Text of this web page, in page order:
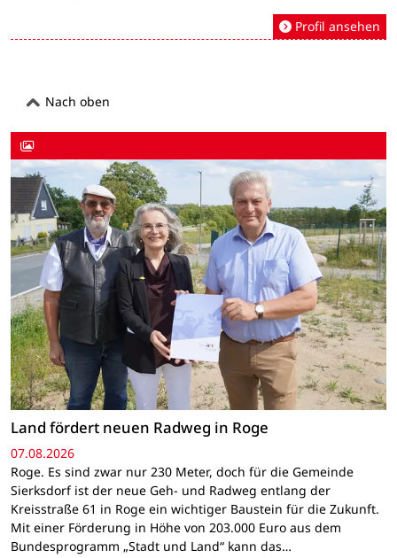
Profil ansehen
Nach oben
Land fördert neuen Radweg in Roge
07.08.2026
Roge. Es sind zwar nur 230 Meter, doch für die Gemeinde
Sierksdorf ist der neue Geh- und Radweg entlang der
Kreisstraße 61 in Roge ein wichtiger Baustein für die Zukunft.
Mit einer Förderung in Höhe von 203.000 Euro aus dem
Bundesprogramm „Stadt und Land“ kann das…